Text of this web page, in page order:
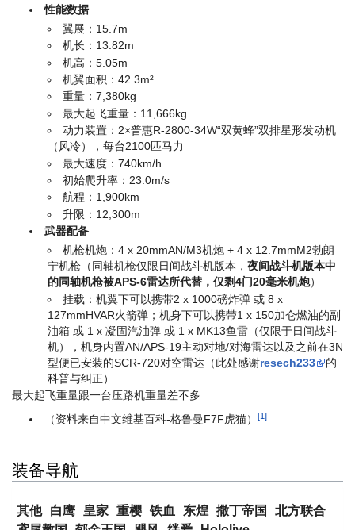
性能数据
翼展：15.7m
机长：13.82m
机高：5.05m
机翼面积：42.3m²
重量：7,380kg
最大起飞重量：11,666kg
动力装置：2×普惠R-2800-34W“双黄蜂”双排星形发动机
（风冷），每台2100匹马力
最大速度：740km/h
初始爬升率：23.0m/s
航程：1,900km
升限：12,300m
武器配备
机枪机炮：4 x 20mmAN/M3机炮 + 4 x 12.7mmM2勃朗
宁机枪（同轴机枪仅限日间战斗机版本， 夜间战斗机版本中
的同轴机枪被APS-6雷达所代替，仅剩4门20毫米机炮）
挂载：机翼下可以携带2 x 1000磅炸弹 或 8 x
127mmHVAR火箭弹；机身下可以携带1 x 150加仑燃油的副
油箱 或 1 x 凝固汽油弹 或 1 x MK13鱼雷（仅限于日间战斗
机），机身内置AN/APS-19主动对地/对海雷达以及之前在3N
型便已安装的SCR-720对空雷达（此处感谢resech233
的
科普与纠正）
最大起飞重量跟一台压路机重量差不多
（资料来自中文维基百科-格鲁曼F7F虎猫）[1]
装备导航
其他 白鹰 皇家 重樱 铁血 东煌 撒丁帝国
北方联合